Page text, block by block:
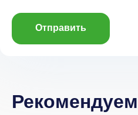
Отправить
Рекомендуем